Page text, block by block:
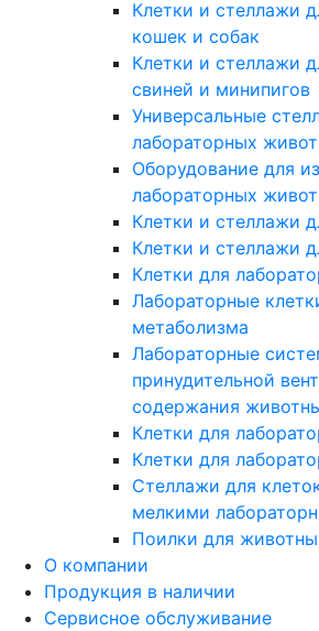
Клетки и стеллажи
кошек и собак
Клетки и стеллажи
свиней и минипигов
Универсальные
лабораторных
Оборудование для
лабораторных
Клетки и стеллажи
Клетки и стеллажи
Клетки для
Лабораторные
метаболизма
Лабораторные
принудительной
содержания
Клетки для
Клетки для
Стеллажи для
мелкими
Поилки для
О компании
Продукция в наличии
Сервисное обслуживание